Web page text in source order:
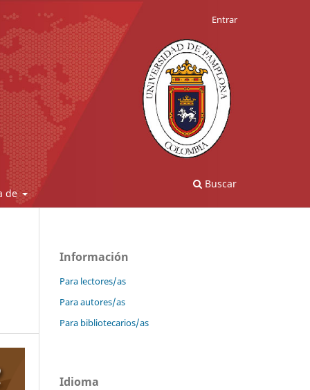
de
Buscar
Entrar
Información
Para lectores/as
Para autores/as
Para bibliotecarios/as
Idioma